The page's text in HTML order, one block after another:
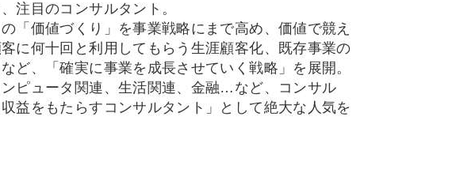
注目のコンサルタント。
価値づくり」を事業戦略にまで高め、価値で競え
に何十回と利用してもらう生涯顧客化、既存事業の
、「確実に事業を成長させていく戦略」を展開。
ピュータ関連、生活関連、金融…など、コンサル
益をもたらすコンサルタント」として絶大な人気を